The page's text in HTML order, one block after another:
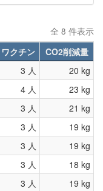
全 8 件表示
ワクチン
CO2削減量
3 人
20 kg
4 人
23 kg
3 人
21 kg
3 人
19 kg
3 人
19 kg
3 人
18 kg
3 人 19 kg